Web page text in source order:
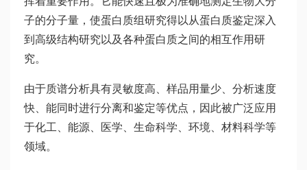
子的分子量，使蛋白质组研究得以从蛋白质鉴定深入
到高级结构研究以及各种蛋白质之间的相互作用研
究。
由于质谱分析具有灵敏度高、样品用量少、分析速度
快、能同时进行分离和鉴定等优点，因此被广泛应用
于化工、能源、医学、生命科学、环境、材料科学等
领域。